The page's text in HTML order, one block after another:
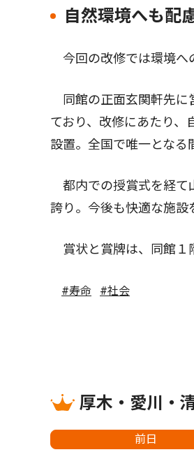
自然環境へも配
今回の改修では環境へ
同館の正面玄関軒先に
ており、改修にあたり、
設置。全国で唯一となる
都内での授賞式を経て
誇り。今後も快適な施設
賞状と賞牌は、同館１
#寿命 #社会
厚木・愛川・
前日